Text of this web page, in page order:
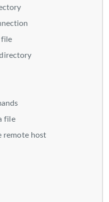
file
file
remote host